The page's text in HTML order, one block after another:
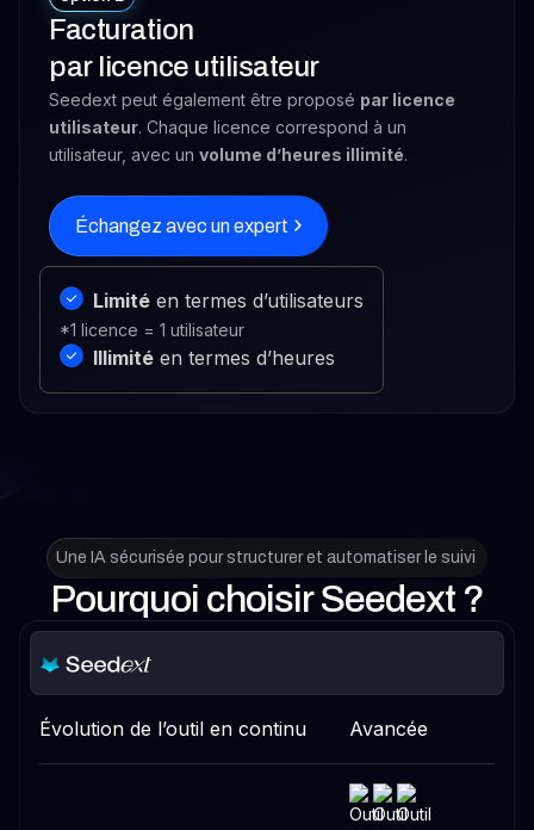
Facturation
par licence utilisateur
Seedext peut également être proposé par licence
utilisateur. Chaque licence correspond à un
utilisateur, avec un volume d’heures illimité.
Échangez avec un expert
Limité en termes d’utilisateurs
*1 licence = 1 utilisateur
Illimité en termes d’heures
Une IA sécurisée pour structurer et automatiser le suivi
Pourquoi choisir Seedext ?
Évolution de l’outil en continu Avancée